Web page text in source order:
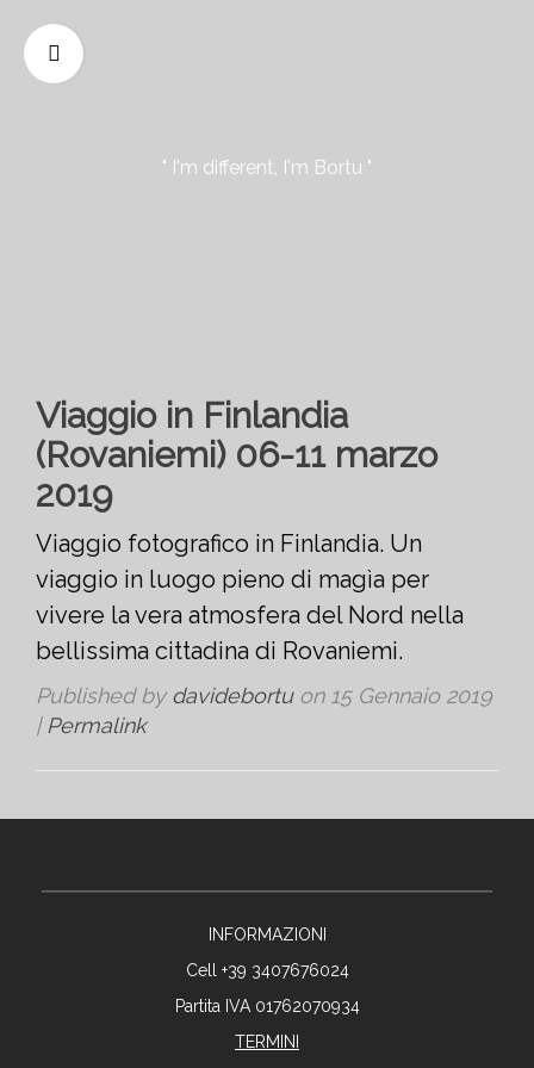
" I'm different, I'm Bortu "
Viaggio in Finlandia
(Rovaniemi) 06-11 marzo
2019
Viaggio fotografico in Finlandia. Un
viaggio in luogo pieno di magìa per
vivere la vera atmosfera del Nord nella
bellissima cittadina di Rovaniemi.
Published by davidebortuon 15 Gennaio 2019
| Permalink
INFORMAZIONI
Cell +39 3407676024
Partita IVA 01762070934
TERMINI